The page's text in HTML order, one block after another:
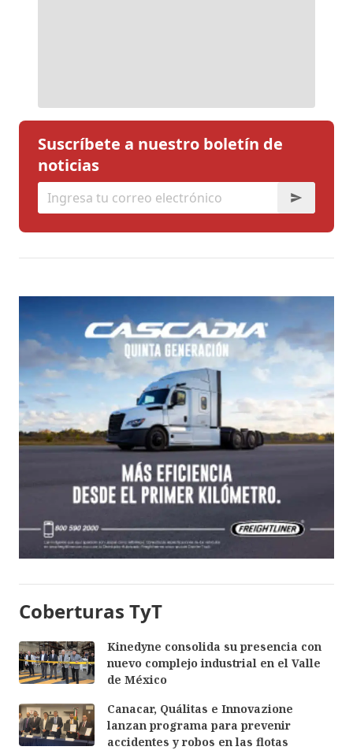
Suscríbete a nuestro boletín de
noticias
Coberturas TyT
Kinedyne consolida su presencia con
nuevo complejo industrial en el Valle
de México
Canacar, Quálitas e Innovazione
lanzan programa para prevenir
accidentes y robos en las flotas